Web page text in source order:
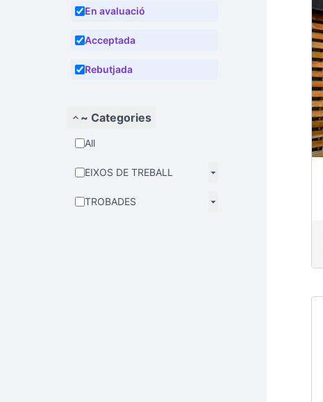
En avaluació
Acceptada
Rebutjada
~ Categories
All
EIXOS DE TREBALL
TROBADES